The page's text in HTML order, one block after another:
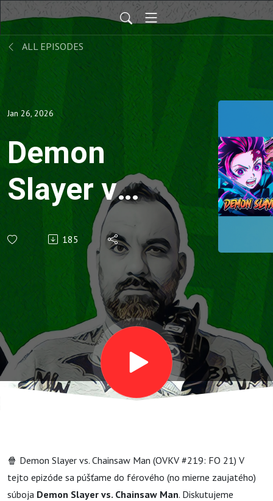
ALL EPISODES
Jan 26, 2026
Demon
Slayer vs.
Chainsaw
(OVKV
#219: FO
21)
185
🍿 Demon Slayer vs. Chainsaw Man (OVKV #219: FO 21) V
tejto epizóde sa púšťame do férového (no mierne zaujatého)
súboja Demon Slayer vs. Chainsaw Man. Diskutujeme